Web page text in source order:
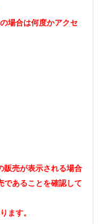
場合は何度かアクセ
売が表示される場合
あることを確認して
ます。